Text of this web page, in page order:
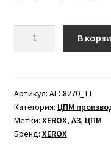
AltaLink
C8270
В
Артикул: ALC8270_TT
Категория: ЦПМ
Метки: XEROX, А3, ЦПМ
Бренд: XEROX